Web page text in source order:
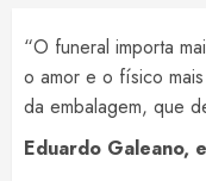
“O funeral importa
o amor e o físico
da embalagem, que
Eduardo Galeano,